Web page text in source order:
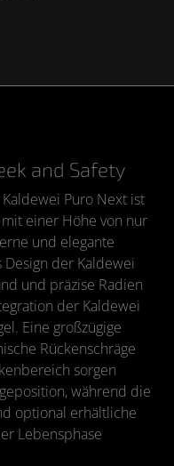
and Safety
Puro Next ist
einer Höhe von nur
und elegante
der Kaldewei
und präzise Radien
der Kaldewei
Eine großzügige
Rückenschräge
sorgen
während die
optional erhältliche
Lebensphase